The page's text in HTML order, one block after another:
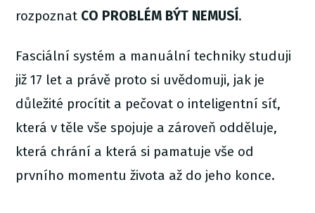
rozpoznat CO PROBLÉM BÝT NEMUSÍ.
Fasciální systém a manuální techniky studuji
již 17 let a právě proto si uvědomuji, jak je
důležité procítit a pečovat o inteligentní síť,
která v těle vše spojuje a zároveň odděluje,
která chrání a která si pamatuje vše od
prvního momentu života až do jeho konce.